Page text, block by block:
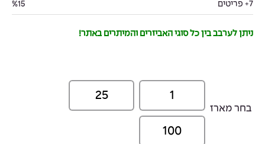
7+ פריטים %15
ניתן לערבב בין כל סוגי האביזרים והמיתרים באתר!
בחר מארז
1
25
100